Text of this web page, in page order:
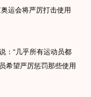
运会将严厉打击使用
“几乎所有运动员都
希望严厉惩罚那些使用